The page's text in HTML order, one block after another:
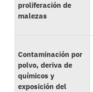
proliferación de
malezas
Contaminación por
polvo, deriva de
químicos y
exposición del